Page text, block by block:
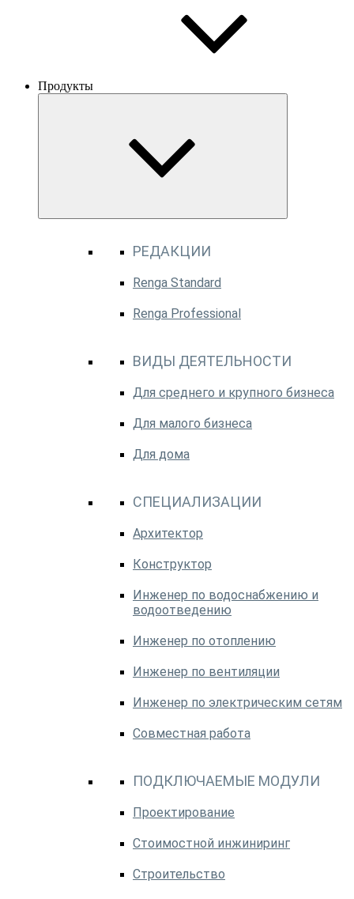
Продукты
РЕДАКЦИИ
Renga Standard
Renga Professional
ВИДЫ ДЕЯТЕЛЬНОСТИ
Для среднего и крупного бизнеса
Для малого бизнеса
Для дома
СПЕЦИАЛИЗАЦИИ
Архитектор
Конструктор
Инженер по водоснабжению и
водоотведению
Инженер по отоплению
Инженер по вентиляции
Инженер по электрическим сетям
Совместная работа
ПОДКЛЮЧАЕМЫЕ МОДУЛИ
Проектирование
Стоимостной инжиниринг
Строительство